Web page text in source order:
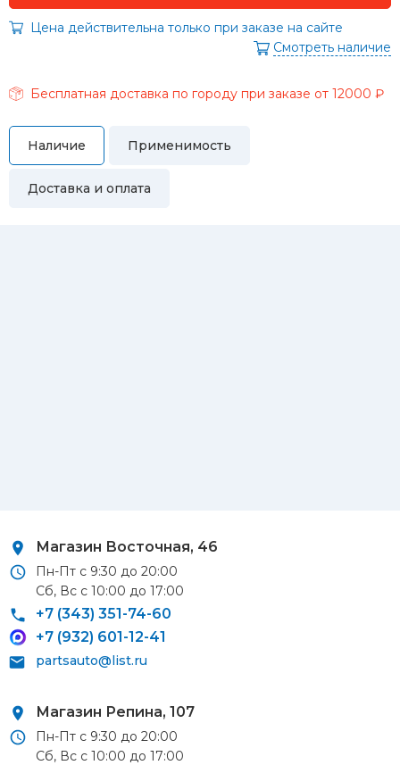
Смотреть наличие
Бесплатная доставка по городу при заказе от 12000 ₽
Цена действительна только при заказе на сайте
Наличие Применимость
Доставка и оплата
Магазин Восточная, 46
Пн-Пт с 9:30 до 20:00
Сб, Вс с 10:00 до 17:00
+7 (343) 351-74-60
+7 (932) 601-12-41
partsauto@list.ru
Магазин Репина, 107
Пн-Пт с 9:30 до 20:00
Сб, Вс с 10:00 до 17:00
Курьерская доставка
По Екатеринбургу при заказе от 9 000 ₽ –
Доставка в удаленные районы (Березовский, Горный
Щит, Кольцово, Большой Исток, Исток, Химмаш,
Верхняя Пышма, Арамиль, Шувакиш) –